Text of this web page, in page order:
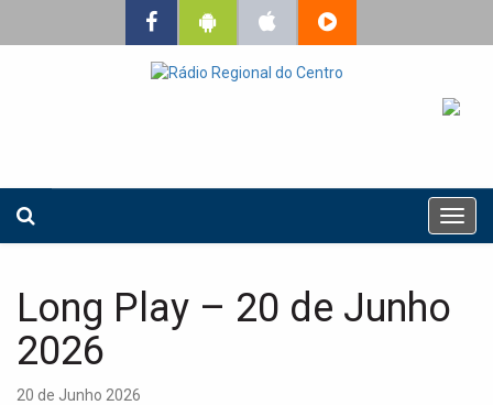
T
o
Long Play – 20 de Junho
2026
20 de Junho 2026